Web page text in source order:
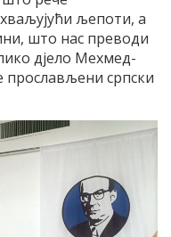
љепоти, а
што нас преводи
дјело Мехмед-
прослављени српски